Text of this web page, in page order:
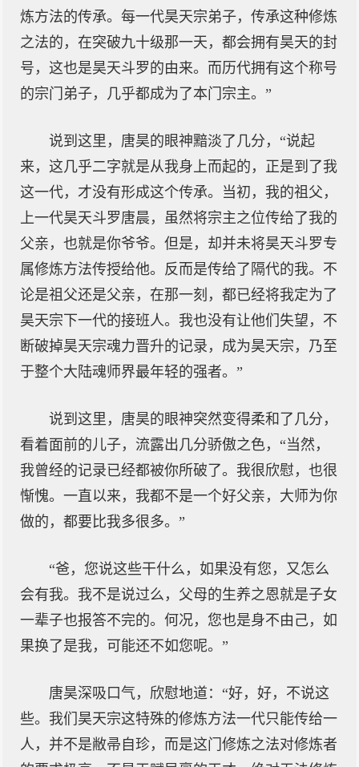
炼方法的传承。每一代昊天宗弟子，传承这种修炼
之法的，在突破九十级那一天，都会拥有昊天的封
号，这也是昊天斗罗的由来。而历代拥有这个称号
的宗门弟子，几乎都成为了本门宗主。”
说到这里，唐昊的眼神黯淡了几分，“说起
来，这几乎二字就是从我身上而起的，正是到了我
这一代，才没有形成这个传承。当初，我的祖父，
上一代昊天斗罗唐晨，虽然将宗主之位传给了我的
父亲，也就是你爷爷。但是，却并未将昊天斗罗专
属修炼方法传授给他。反而是传给了隔代的我。不
论是祖父还是父亲，在那一刻，都已经将我定为了
昊天宗下一代的接班人。我也没有让他们失望，不
断破掉昊天宗魂力晋升的记录，成为昊天宗，乃至
于整个大陆魂师界最年轻的强者。”
说到这里，唐昊的眼神突然变得柔和了几分，
看着面前的儿子，流露出几分骄傲之色，“当然，
我曾经的记录已经都被你所破了。我很欣慰，也很
惭愧。一直以来，我都不是一个好父亲，大师为你
做的，都要比我多很多。”
“爸，您说这些干什么，如果没有您，又怎么
会有我。我不是说过么，父母的生养之恩就是子女
一辈子也报答不完的。何况，您也是身不由己，如
果换了是我，可能还不如您呢。”
唐昊深吸口气，欣慰地道：“好，好，不说这
些。我们昊天宗这特殊的修炼方法一代只能传给一
人，并不是敝帚自珍，而是这门修炼之法对修炼者